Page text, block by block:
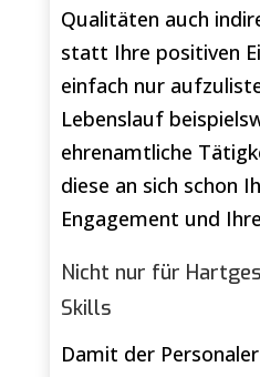
Qualitäten auch
statt Ihre positiven
einfach nur
Lebenslauf
ehrenamtliche
diese an sich schon
Engagement und
Nicht nur für
Skills
Damit der